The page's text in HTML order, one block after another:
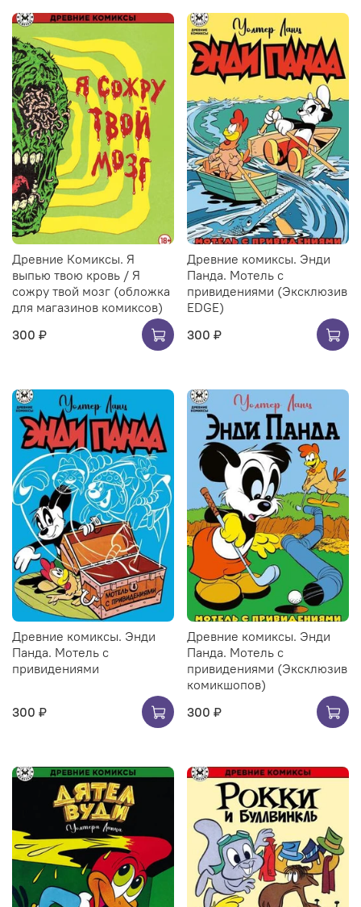
Древние Комиксы. Я
выпью твою кровь / Я
сожру твой мозг (обложка
для магазинов комиксов)
300 ₽
Древние комиксы. Энди
Панда. Мотель с
привидениями (Эксклюзив
EDGE)
300 ₽
Древние комиксы. Энди
Панда. Мотель с
привидениями
300 ₽
Древние комиксы. Энди
Панда. Мотель с
привидениями (Эксклюзив
комикшопов)
300 ₽